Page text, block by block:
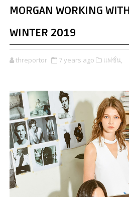
MORGAN WORKING
WINTER 2019
threportor 7 years ago แฟชั่น,